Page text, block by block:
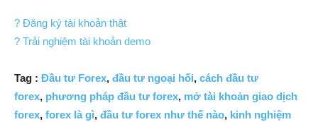
? Đăng ký tài khoản thật
? Trải nghiệm tài khoản demo
Tag : Đầu tư Forex, đầu tư ngoại hối, cách đầu tư
forex, phương pháp đầu tư forex, mở tài khoản giao dịch
forex, forex là gì, đầu tư forex như thế nào, kinh nghiệm